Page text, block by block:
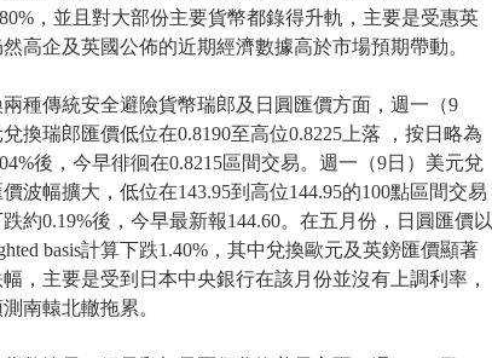
，並且對大部份主要貨幣都錄得升軌，主要是受惠英
高企及英國公佈的近期經濟數據高於市場預期帶動。
種傳統安全避險貨幣瑞郎及日圓匯價方面，週一（9
換瑞郎匯價低位在0.8190至高位0.8225上落 ，按日略為
後，今早徘徊在0.8215區間交易。週一（9日）美元兌
波幅擴大，低位在143.95到高位144.95的100點區間交易
約0.19%後，今早最新報144.60。在五月份，日圓匯價以
basis計算下跌1.40%，其中兌換歐元及英鎊匯價顯著
，主要是受到日本中央銀行在該月份並沒有上調利率，
南轅北轍拖累。